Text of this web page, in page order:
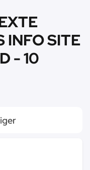
INFO SITE
- 10